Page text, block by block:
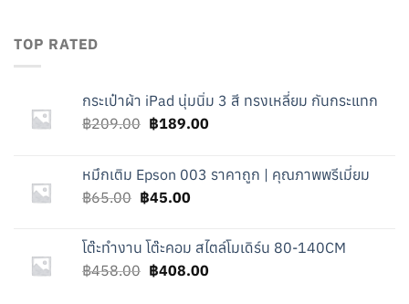
TOP RATED
กระเป๋าผ้า iPad นุ่มนิ่ม 3 สี ทรงเหลี่ยม กันกระแทก
฿209.00 Original
฿209.00.
฿189.00Current
฿189.00.
หมึกเติม Epson 003 ราคาถูก | คุณภาพพรีเมี่ยม
฿65.00 Original
was:
฿65.00.
฿45.00Current
is:
฿45.00.
โต๊ะทำงาน โต๊ะคอม สไตล์โมเดิร์น 80-140CM
฿458.00 Original
฿408.00Current